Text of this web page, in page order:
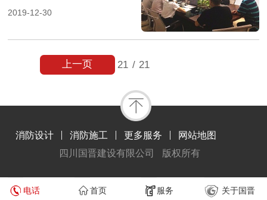
2019-12-30
21 / 21
上一页
消防设计 消防施工 更多服务
网站地图
四川国晋建设有限公司
版权所有
电话 首页 服务 关于国晋